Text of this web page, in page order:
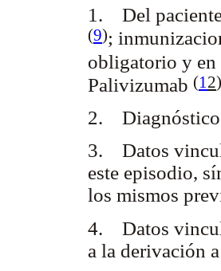
1. Del
(9);
obligatorio y en
Palivizumab (1 2)
2. Diagnóstico
3. Datos
este episodio,
los mismos
4. Datos
a la derivación